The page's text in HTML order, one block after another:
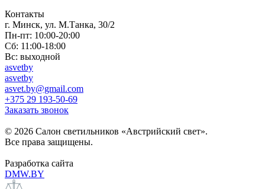
Контакты
г. Минск, ул. М.Танка, 30/2
Пн-пт: 10:00-20:00
Сб: 11:00-18:00
Вс: выходной
asvetby
asvetby
asvet.by@gmail.com
+375 29 193-50-69
Заказать звонок
© 2026 Салон светильников «Австрийский свет».
Все права защищены.
Разработка сайта
DMW.BY